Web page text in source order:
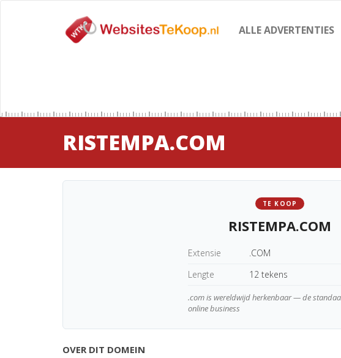
ALLE ADVERTENTIES
RISTEMPA.COM
TE KOOP
RISTEMPA.COM
Extensie
.COM
Lengte
12 tekens
.com is wereldwijd herkenbaar — de
online business
OVER DIT DOMEIN